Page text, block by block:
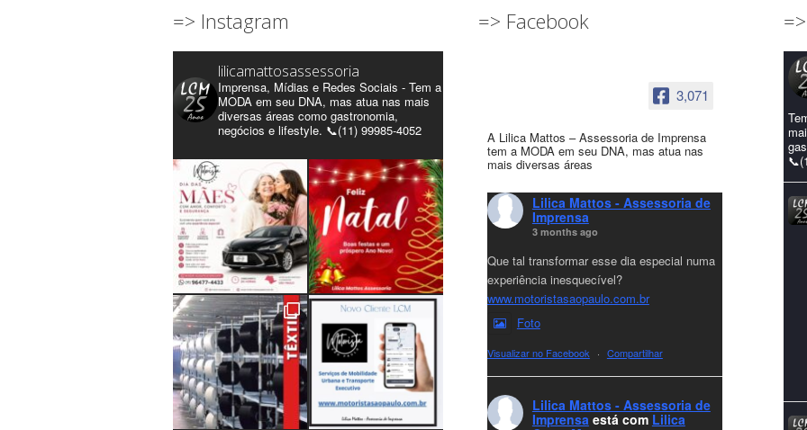
=> Instagram
lilicamattosassessoria
Imprensa, Mídias e Redes Sociais - Tem a
MODA em seu DNA, mas atua nas mais
diversas áreas como gastronomia,
negócios e lifestyle. 📞(11) 99985-4052
=> Facebook
3,071
A Lilica Mattos – Assessoria de Imprensa
tem a MODA em seu DNA, mas atua nas
mais diversas áreas
Lilica Mattos - Assessoria de
Imprensa
3 months ago
Que tal transformar esse dia especial numa
experiência inesquecível?
www.motoristasaopaulo.com.br
Foto
Visualizar no Facebook · Compartilhar
Lilica Mattos - Assessoria de
Imprensa está com Lilica